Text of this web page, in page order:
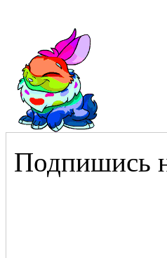
Подпишись